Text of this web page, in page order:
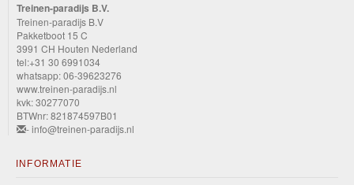
Treinen-paradijs B.V.
Treinen-paradijs B.V
Pakketboot 15 C
3991 CH Houten Nederland
tel:+31 30 6991034
whatsapp: 06-39623276
www.treinen-paradijs.nl
kvk: 30277070
BTWnr: 821874597B01
- info@treinen-paradijs.nl
INFORMATIE